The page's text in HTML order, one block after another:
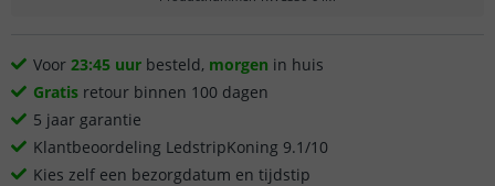
Voor 23:45 uur besteld, morgen in huis
Gratis retour binnen 100 dagen
5 jaar garantie
Klantbeoordeling LedstripKoning 9.1/10
Kies zelf een bezorgdatum en tijdstip